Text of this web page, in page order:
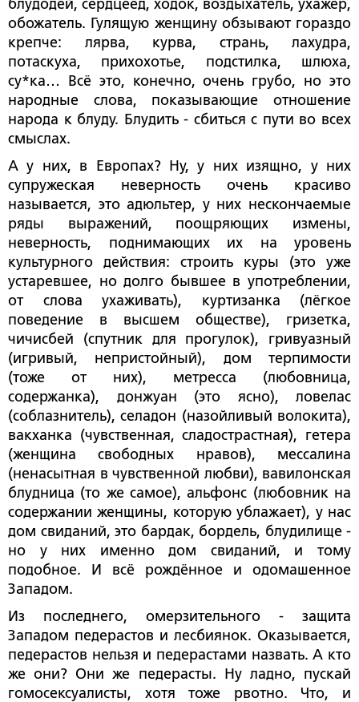
блудодей, сердцеед, ходок, воздыхатель, ухажер,
обожатель. Гулящую женщину обзывают гораздо
крепче: лярва, курва, странь, лахудра,
потаскуха, прихохотье, подстилка, шлюха,
су*ка… Всё это, конечно, очень грубо, но это
народные слова, показывающие отношение
народа к блуду. Блудить - сбиться с пути во всех
смыслах.
А у них, в Европах? Ну, у них изящно, у них
супружеская неверность очень красиво
называется, это адюльтер, у них нескончаемые
ряды выражений, поощряющих измены,
неверность, поднимающих их на уровень
культурного действия: строить куры (это уже
устаревшее, но долго бывшее в употреблении,
от слова ухаживать), куртизанка (лёгкое
поведение в высшем обществе), гризетка,
чичисбей (спутник для прогулок), гривуазный
(игривый, непристойный), дом терпимости
(тоже от них), метресса (любовница,
содержанка), донжуан (это ясно), ловелас
(соблазнитель), селадон (назойливый волокита),
вакханка (чувственная, сладострастная), гетера
(женщина свободных нравов), мессалина
(ненасытная в чувственной любви), вавилонская
блудница (то же самое), альфонс (любовник на
содержании женщины, которую ублажает), у нас
дом свиданий, это бардак, бордель, блудилище -
но у них именно дом свиданий, и тому
подобное. И всё рождённое и одомашенное
Западом.
Из последнего, омерзительного - защита
Западом педерастов и лесбиянок. Оказывается,
педерастов нельзя и педерастами назвать. А кто
же они? Они же педерасты. Ну ладно, пускай
гомосексуалисты, хотя тоже рвотно. Что, и